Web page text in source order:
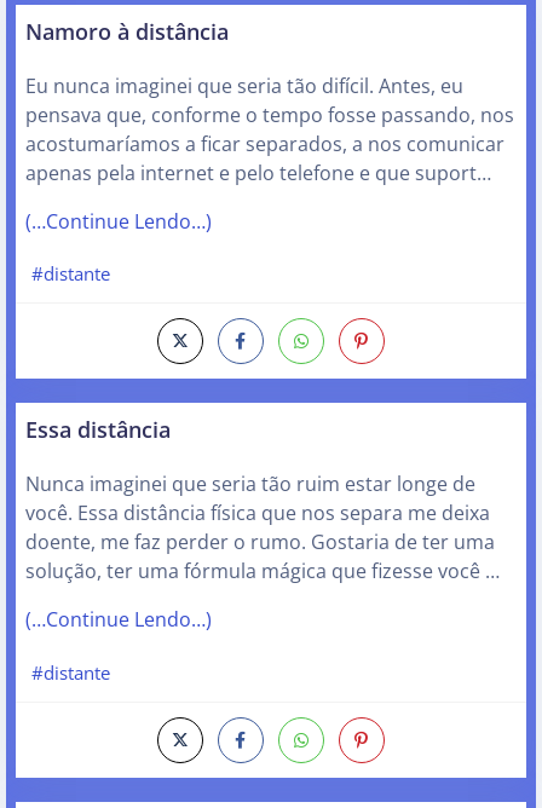
Namoro à distância
Eu nunca imaginei que seria tão difícil. Antes, eu
pensava que, conforme o tempo fosse passando, nos
acostumaríamos a ficar separados, a nos comunicar
apenas pela internet e pelo telefone e que suport…
(…Continue Lendo…)
#distante
Essa distância
Nunca imaginei que seria tão ruim estar longe de
você. Essa distância física que nos separa me deixa
doente, me faz perder o rumo. Gostaria de ter uma
solução, ter uma fórmula mágica que fizesse você …
(…Continue Lendo…)
#distante